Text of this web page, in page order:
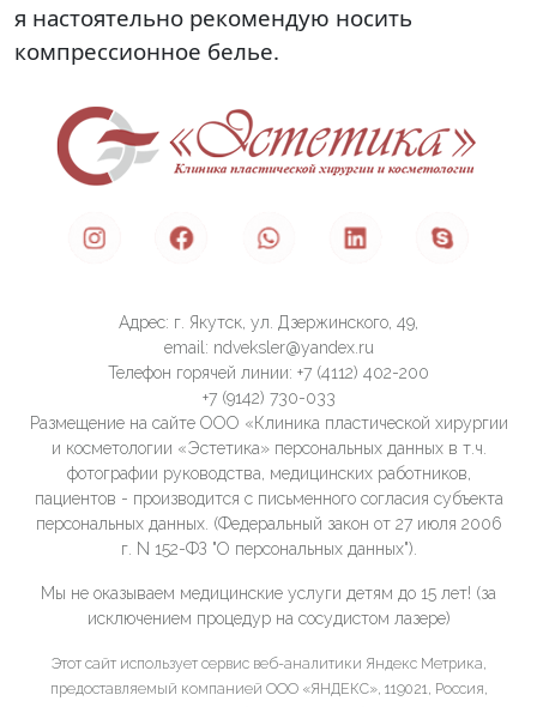
я настоятельно рекомендую носить
компрессионное белье.
Адрес: г. Якутск, ул. Дзержинского, 49,
email: ndveksler@yandex.ru
Телефон горячей линии: +7 (4112) 402-200
+7 (9142) 730-033
Размещение на сайте ООО «Клиника пластической хирургии
и косметологии «Эстетика» персональных данных в т.ч.
фотографии руководства, медицинских работников,
пациентов - производится с письменного согласия субъекта
персональных данных. (Федеральный закон от 27 июля 2006
г. N 152-ФЗ "О персональных данных").
Мы не оказываем медицинские услуги детям до 15 лет! (за
исключением процедур на сосудистом лазере)
Этот сайт использует сервис веб-аналитики Яндекс Метрика,
предоставляемый компанией ООО «ЯНДЕКС», 119021, Россия,